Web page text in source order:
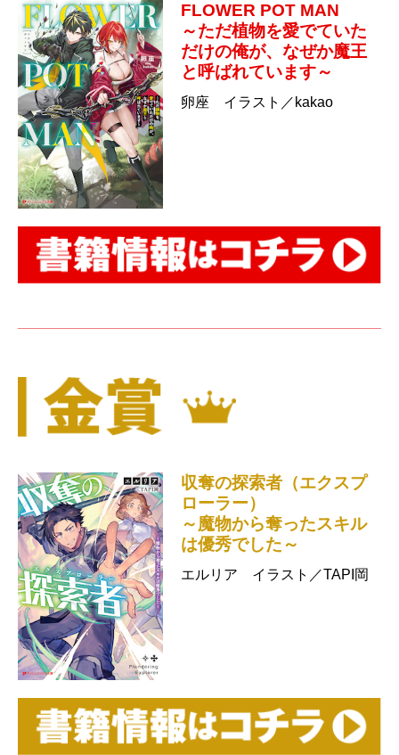
FLOWER POT MAN
～ただ植物を愛でていた
だけの俺が、なぜか魔王
と呼ばれています～
卵座 イラスト／kakao
収奪の探索者（エクスプ
ローラー）
～魔物から奪ったスキル
は優秀でした～
エルリア イラスト／TAPI岡